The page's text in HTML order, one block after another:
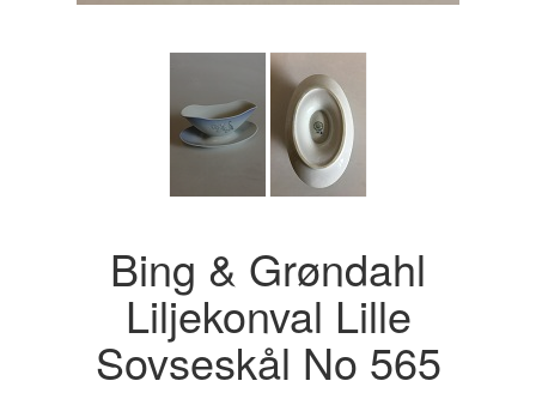
Bing & Grøndahl
Liljekonval Lille
Sovseskål No 565